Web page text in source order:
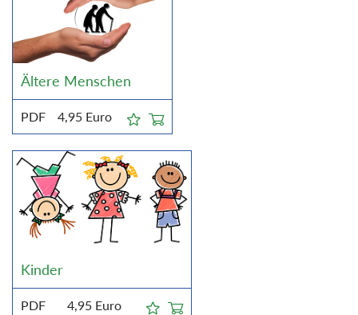
Ältere Menschen
PDF 4,95 Euro
Kinder
PDF 4,95 Euro